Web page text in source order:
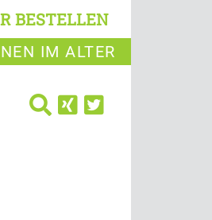
BESTELLEN
IM ALTER